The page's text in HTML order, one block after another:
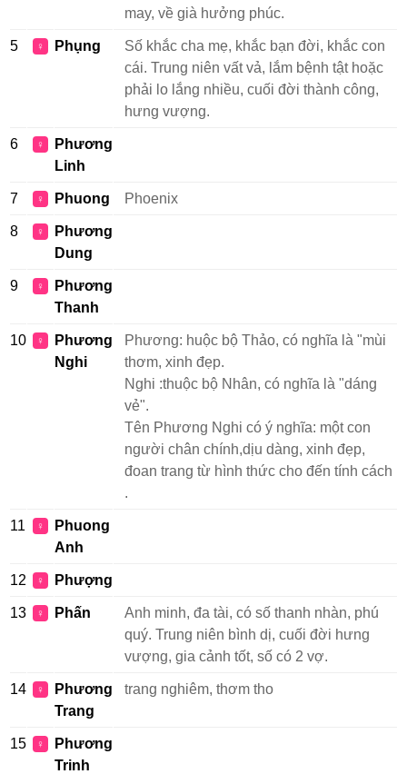
may, về già hưởng phúc.
5 ♀ Phụng
Số khắc cha mẹ, khắc bạn đời, khắc con
cái. Trung niên vất vả, lắm bệnh tật hoặc
phải lo lắng nhiều, cuối đời thành công,
hưng vượng.
6 ♀
Phương
Linh
7 ♀ Phuong Phoenix
8 ♀
Phương
Dung
9 ♀
Phương
Thanh
10 ♀
Phương
Nghi
Phương: huộc bộ Thảo, có nghĩa là "mùi
thơm, xinh đẹp.
Nghi :thuộc bộ Nhân, có nghĩa là "dáng
vẻ".
Tên Phương Nghi có ý nghĩa: một con
người chân chính,dịu dàng, xinh đẹp,
đoan trang từ hình thức cho đến tính cách
.
11 ♀
Phuong
Anh
12 ♀ Phượng
13 ♀ Phấn
Anh minh, đa tài, có số thanh nhàn, phú
quý. Trung niên bình dị, cuối đời hưng
vượng, gia cảnh tốt, số có 2 vợ.
14 ♀
Phương
Trang
trang nghiêm, thơm tho
15 ♀
Phương
Trinh